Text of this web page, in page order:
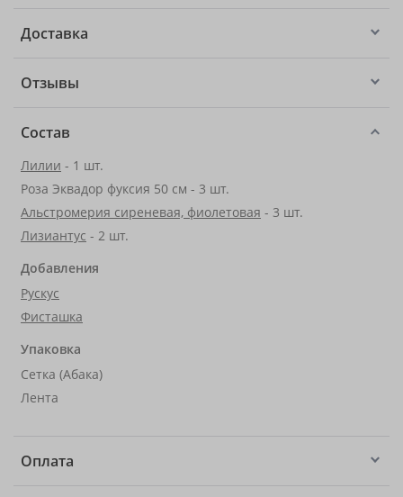
Доставка
Отзывы
Состав
Лилии - 1 шт.
Роза Эквадор фуксия 50 см - 3 шт.
Альстромерия сиреневая, фиолетовая - 3 шт.
Лизиантус - 2 шт.
Добавления
Рускус
Фисташка
Упаковка
Сетка (Абака)
Лента
Оплата